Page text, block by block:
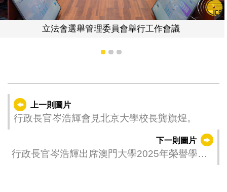
立法會選舉管理委員會舉行工作會議
1 2 3
上一則圖片
行政長官岑浩輝會見北京大學校長龔旗煌。
下一則圖片
行政長官岑浩輝出席澳門大學2025年榮譽學位